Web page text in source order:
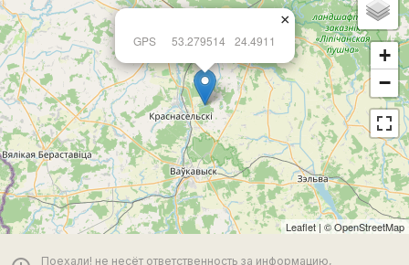
GPS 53.279514 24.4911
×
+
−
Leaflet | ©OpenStreetMap
Поехали! не несёт ответственность за информацию,